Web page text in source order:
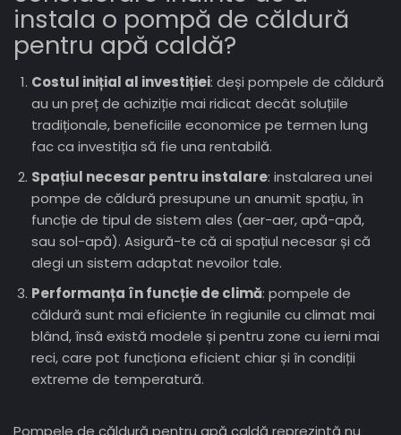
instala o pompă de căldură
pentru apă caldă?
Costul inițial al investiției: deși pompele de căldură
au un preț de achiziție mai ridicat decât soluțiile
tradiționale, beneficiile economice pe termen lung
fac ca investiția să fie una rentabilă.
Spațiul necesar pentru instalare: instalarea unei
pompe de căldură presupune un anumit spațiu, în
funcție de tipul de sistem ales (aer-aer, apă-apă,
sau sol-apă). Asigură-te că ai spațiul necesar și că
alegi un sistem adaptat nevoilor tale.
Performanța în funcție de climă: pompele de
căldură sunt mai eficiente în regiunile cu climat mai
blând, însă există modele și pentru zone cu ierni mai
reci, care pot funcționa eficient chiar și în condiții
extreme de temperatură.